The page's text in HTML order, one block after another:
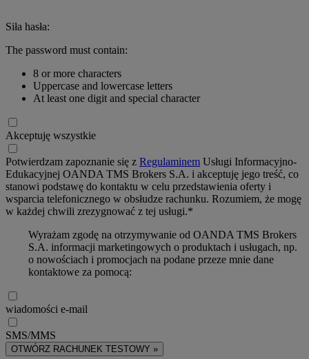
Siła hasła:
The password must contain:
8 or more characters
Uppercase and lowercase letters
At least one digit and special character
Akceptuję wszystkie
Potwierdzam zapoznanie się z Regulaminem Usługi Informacyjno-
Edukacyjnej OANDA TMS Brokers S.A. i akceptuję jego treść, co
stanowi podstawę do kontaktu w celu przedstawienia oferty i
wsparcia telefonicznego w obsłudze rachunku. Rozumiem, że mogę
w każdej chwili zrezygnować z tej usługi.*
Wyrażam zgodę na otrzymywanie od OANDA TMS Brokers
S.A. informacji marketingowych o produktach i usługach, np.
o nowościach i promocjach na podane przeze mnie dane
kontaktowe za pomocą:
wiadomości e-mail
SMS/MMS
OTWÓRZ RACHUNEK TESTOWY »